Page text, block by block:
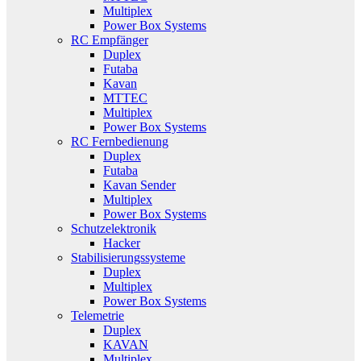
Multiplex
Power Box Systems
RC Empfänger
Duplex
Futaba
Kavan
MTTEC
Multiplex
Power Box Systems
RC Fernbedienung
Duplex
Futaba
Kavan Sender
Multiplex
Power Box Systems
Schutzelektronik
Hacker
Stabilisierungssysteme
Duplex
Multiplex
Power Box Systems
Telemetrie
Duplex
KAVAN